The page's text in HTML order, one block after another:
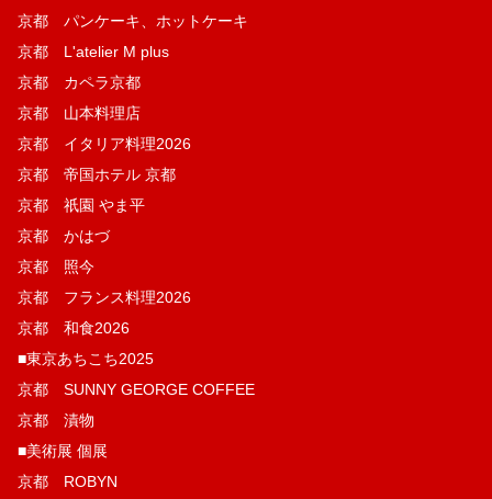
京都 パンケーキ、ホットケーキ
京都 L'atelier M plus
京都 カペラ京都
京都 山本料理店
京都 イタリア料理2026
京都 帝国ホテル 京都
京都 祇園 やま平
京都 かはづ
京都 照今
京都 フランス料理2026
京都 和食2026
■東京あちこち2025
京都 SUNNY GEORGE COFFEE
京都 漬物
■美術展 個展
京都 ROBYN